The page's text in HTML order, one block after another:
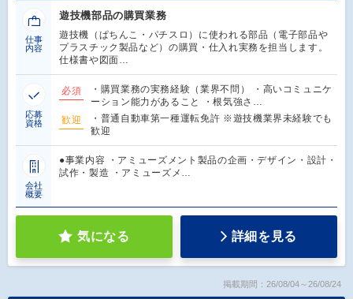
仕事
内容
遊技機部品の購買業務
遊技機（ぱちんこ・パチスロ）に使われる部品（電子部品や
プラスチック製品など）の購買・仕入れ実務を担当します。
仕様書や図面…
応募
資格
必須
・購買業務の実務経験（業界不問） ・高いコミュニケ
ーション能力があること ・根気強さ…
歓迎
・普通自動車第一種運転免許 ※遊技機業界未経験でも
歓迎
会社
概要
●事業内容 ・アミューズメント製品の企画・デザイン・設計・
試作・製造 ・アミューズメ…
気になる 詳細を見る
掲載期間：26/08/04～26/08/24